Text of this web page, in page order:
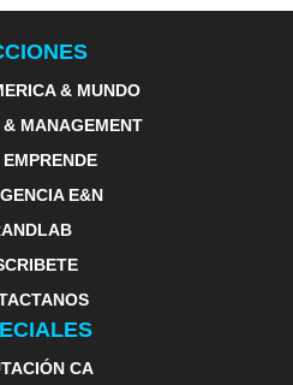
& MUNDO
& MANAGEMENT
EMPRENDE
E&N
CA